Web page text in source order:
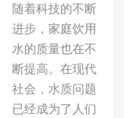
随着科技的不断
进步，家庭饮用
水的质量也在不
断提高。在现代
社会，水质问题
已经成为了人们